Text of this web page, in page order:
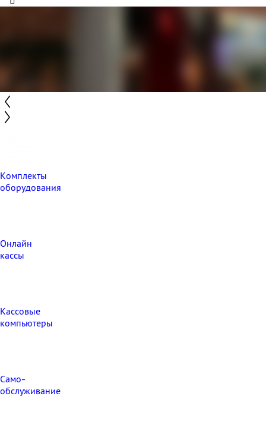
Комплекты
оборудования
Онлайн
кассы
Кассовые
компьютеры
Само-
обслуживание